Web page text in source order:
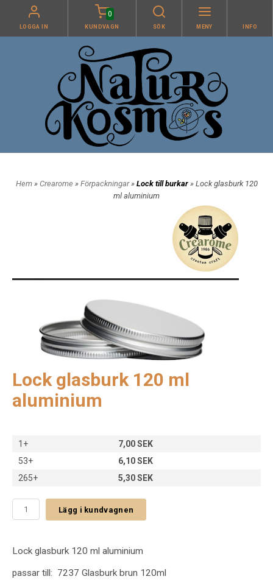
LOGGA IN
0
KUNDVAGN SÖK MENY INFO
Hem» Crearome » Förpackningar» Lock till burkar » Lock glasburk 120
ml aluminium
Lock glasburk 120 ml
aluminium
1+
7,00 SEK
53+
6,10 SEK
265+
5,30 SEK
Lägg i kundvagnen
Lock glasburk 120 ml aluminium
passar till: 7237 Glasburk brun 120ml